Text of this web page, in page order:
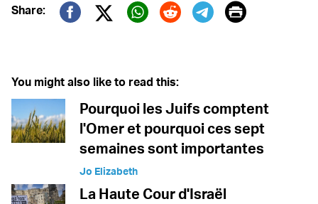
Share:
Twitter (X)
Print
You might also like to read this:
Pourquoi les Juifs comptent
l'Omer et pourquoi ces sept
semaines sont importantes
Jo Elizabeth
La Haute Cour d'Israël